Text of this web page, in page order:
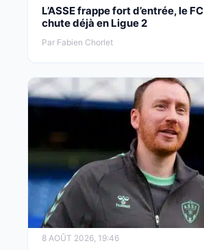
L’ASSE frappe fort d’entrée, le
chute déjà en Ligue 2
Par Fabien Chorlet
8 AOÛT 2026, 19:46